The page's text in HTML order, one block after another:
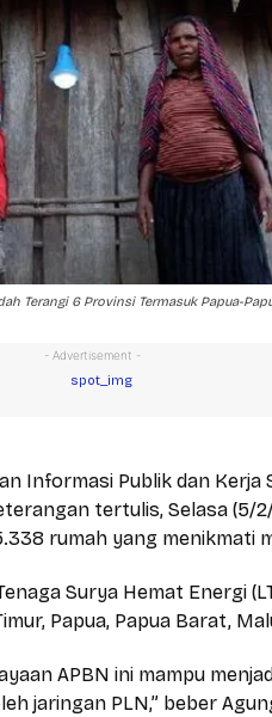
Terangi 6 Provinsi Termasuk Papua-
- Advertisement -
Informasi Publik dan Kerja
tertulis, Selasa (5/
rumah yang menikmati
Surya Hemat Energi
Papua, Papua Barat,
APBN ini mampu
jaringan PLN,” beber